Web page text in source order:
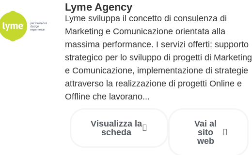
Lyme Agency
Lyme sviluppa il concetto di consulenza di
Marketing e Comunicazione orientata alla
massima performance. I servizi offerti: supporto
strategico per lo sviluppo di progetti di Marketing
e Comunicazione, implementazione di strategie
attraverso la realizzazione di progetti Online e
Offline che lavorano...
Visualizza la
scheda
Vai al
sito
web